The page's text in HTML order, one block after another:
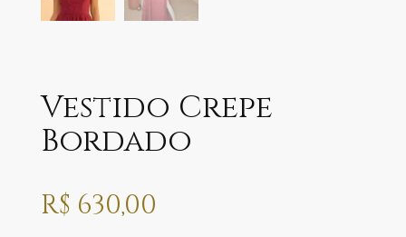
Vestido Crepe
Bordado
R$ 630,00